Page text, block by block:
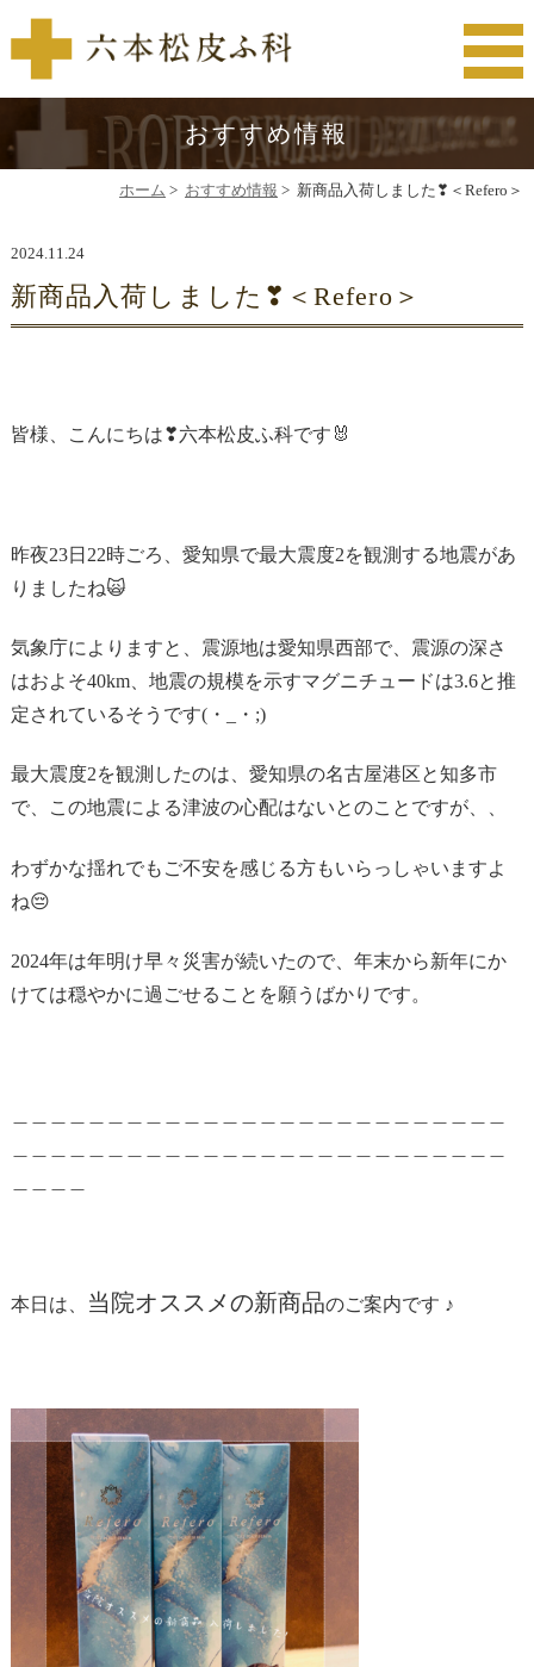
おすすめ情報
ホーム > おすすめ情報 > 新商品入荷しました❣＜Refero＞
2024.11.24
新商品入荷しました❣＜Refero＞
皆様、こんにちは❣六本松皮ふ科です🐰
昨夜23日22時ごろ、愛知県で最大震度2を観測する地震があ
りましたね🙀
気象庁によりますと、震源地は愛知県西部で、震源の深さ
はおよそ40km、地震の規模を示すマグニチュードは3.6と推
定されているそうです(・_・;)
最大震度2を観測したのは、愛知県の名古屋港区と知多市
で、この地震による津波の心配はないとのことですが、、
わずかな揺れでもご不安を感じる方もいらっしゃいますよ
ね😔
2024年は年明け早々災害が続いたので、年末から新年にか
けては穏やかに過ごせることを願うばかりです。
本日は、 当院オススメの新商品のご案内です ♪